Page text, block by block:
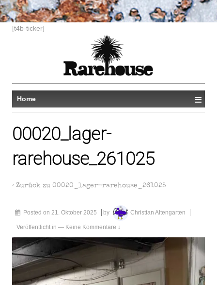
[t4b-ticker]
Home ≡
00020_lager-
rarehouse_261025
‹ Zurück zu 00020_lager-rarehouse_261025
Posted on 21. Oktober 2025 by Christian Altengarten
Veröffentlicht in — Keine Kommentare ↓